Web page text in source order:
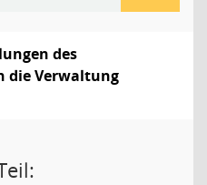
des
die Verwaltung